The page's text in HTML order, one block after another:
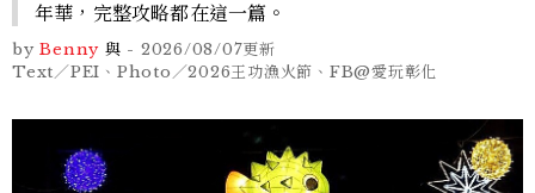
年華，完整攻略都在這一篇。
by Benny 與 - 2026/08/07更新
Text／PEI、Photo／2026王功漁火節、FB@愛玩彰化